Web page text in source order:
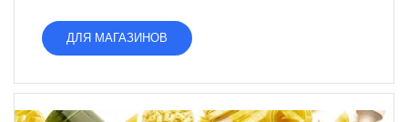
ДЛЯ МАГАЗИНОВ